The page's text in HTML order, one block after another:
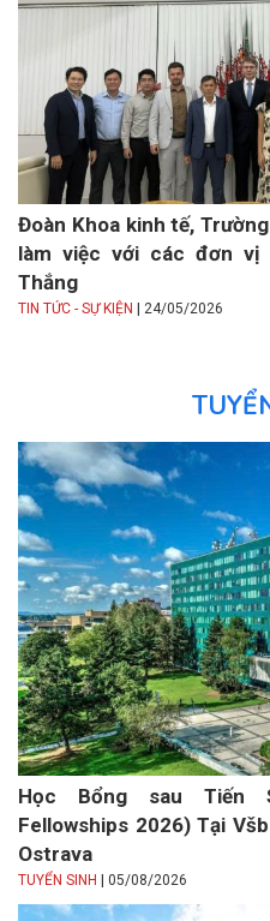
Đoàn Khoa kinh tế,
làm việc với các đơn vị
Thắng
TIN TỨC - SỰ KIỆN | 24/05/2026
Học Bổng sau Tiến
Fellowships 2026) Tại
Ostrava
TUYỂN SINH | 05/08/2026